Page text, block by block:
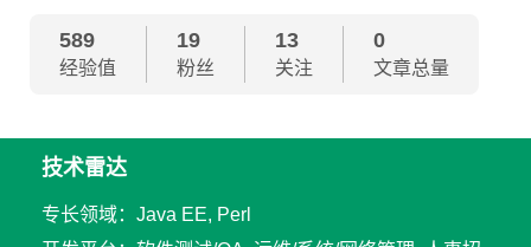
589
经验值
19
粉丝
13
关注
0
文章总量
技术雷达
专长领域：Java EE, Perl